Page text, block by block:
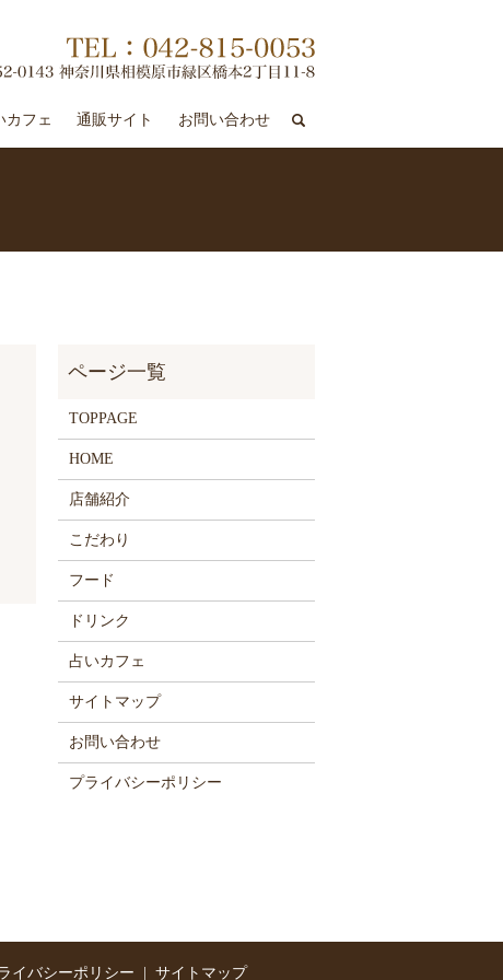
カフェ 通販サイト お問い合わせ
TOPPAGE
HOME
店舗紹介
こだわり
フード
ドリンク
占いカフェ
サイトマップ
お問い合わせ
プライバシーポリシー
イバシーポリシー サイトマップ